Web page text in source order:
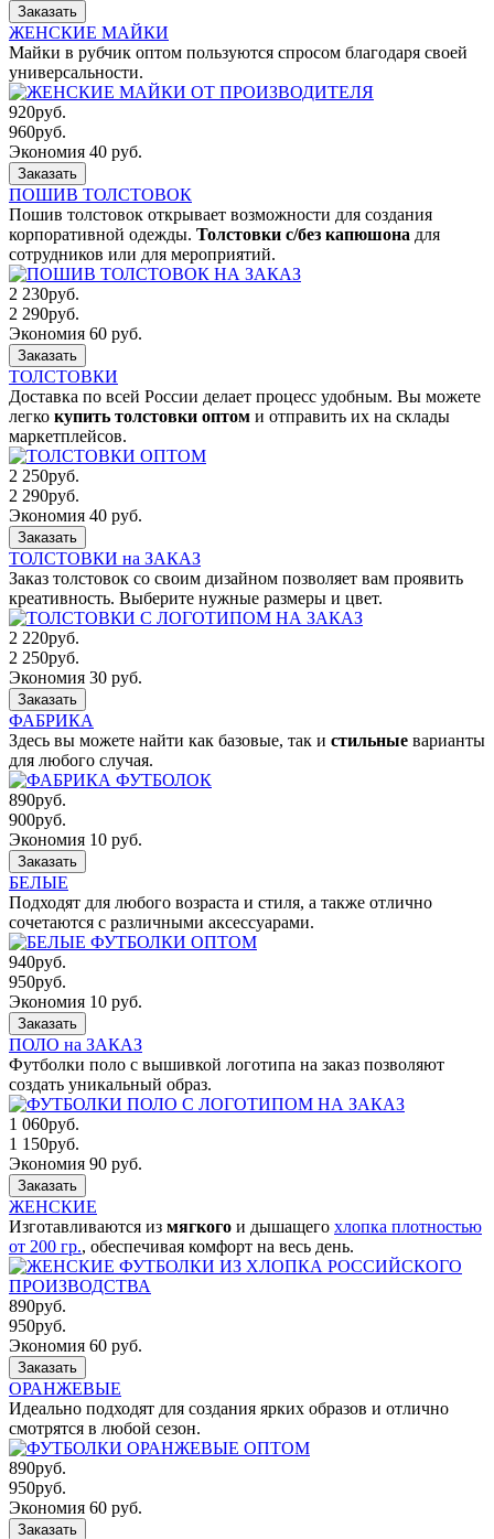
Заказать
ЖЕНСКИЕ МАЙКИ
Майки в рубчик оптом пользуются спросом благодаря своей
универсальности.
920руб.
960руб.
Экономия 40 руб.
Заказать
ПОШИВ ТОЛСТОВОК
Пошив толстовок открывает возможности для создания
корпоративной одежды. Толстовки с/без капюшона для
сотрудников или для мероприятий.
2 230руб.
2 290руб.
Экономия 60 руб.
Заказать
ТОЛСТОВКИ
Доставка по всей России делает процесс удобным. Вы можете
легко купить толстовки оптом и отправить их на склады
маркетплейсов.
2 250руб.
2 290руб.
Экономия 40 руб.
Заказать
ТОЛСТОВКИ на ЗАКАЗ
Заказ толстовок со своим дизайном позволяет вам проявить
креативность. Выберите нужные размеры и цвет.
2 220руб.
2 250руб.
Экономия 30 руб.
Заказать
ФАБРИКА
Здесь вы можете найти как базовые, так и стильные варианты
для любого случая.
890руб.
900руб.
Экономия 10 руб.
Заказать
БЕЛЫЕ
Подходят для любого возраста и стиля, а также отлично
сочетаются с различными аксессуарами.
940руб.
950руб.
Экономия 10 руб.
Заказать
ПОЛО на ЗАКАЗ
Футболки поло с вышивкой логотипа на заказ позволяют
создать уникальный образ.
1 060руб.
1 150руб.
Экономия 90 руб.
Заказать
ЖЕНСКИЕ
Изготавливаются из мягкого и дышащего хлопка плотностью
от 200 гр., обеспечивая комфорт на весь день.
890руб.
950руб.
Экономия 60 руб.
Заказать
ОРАНЖЕВЫЕ
Идеально подходят для создания ярких образов и отлично
смотрятся в любой сезон.
890руб.
950руб.
Экономия 60 руб.
Заказать